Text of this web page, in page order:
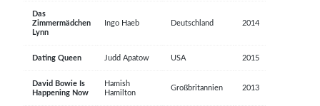
Das
Zimmermädchen
Lynn
Ingo Haeb Deutschland 2014
Dating Queen Judd Apatow USA 2015
David Bowie Is
Happening Now
Hamish
Hamilton
Großbritannien 2013